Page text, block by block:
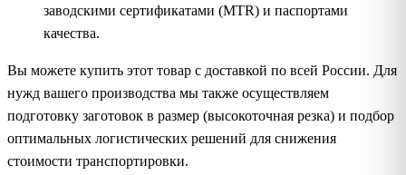
заводскими сертификатами (MTR) и паспортами
качества.
Вы можете купить этот товар с доставкой по всей России. Для
нужд вашего производства мы также осуществляем
подготовку заготовок в размер (высокоточная резка) и подбор
оптимальных логистических решений для снижения
стоимости транспортировки.